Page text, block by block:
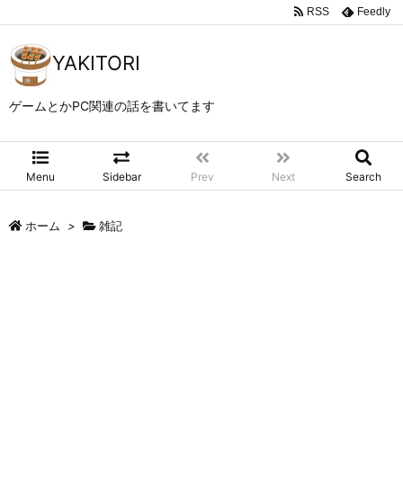
YAKITORI
ゲームとかPC関連の話を書いてます
Menu Sidebar Prev Next Search
RSS Feedly
ホーム > 雑記